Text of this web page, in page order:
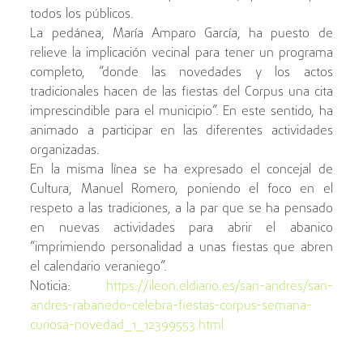
todos los públicos.
La pedánea, María Amparo García, ha puesto de
relieve la implicación vecinal para tener un programa
completo, “donde las novedades y los actos
tradicionales hacen de las fiestas del Corpus una cita
imprescindible para el municipio”. En este sentido, ha
animado a participar en las diferentes actividades
organizadas.
En la misma línea se ha expresado el concejal de
Cultura, Manuel Romero, poniendo el foco en el
respeto a las tradiciones, a la par que se ha pensado
en nuevas actividades para abrir el abanico
“imprimiendo personalidad a unas fiestas que abren
el calendario veraniego”.
Noticia: https://ileon.eldiario.es/san-andres/san-
andres-rabanedo-celebra-fiestas-corpus-semana-
curiosa-novedad_1_12399553.html